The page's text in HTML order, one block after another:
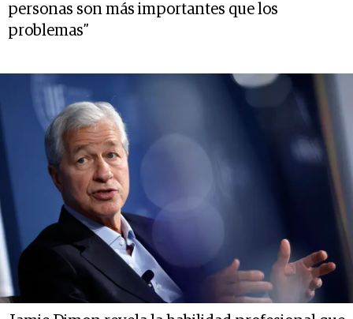
personas son más importantes que los
problemas”